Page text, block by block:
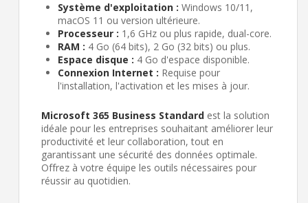
Système d'exploitation : Windows 10/11,
macOS 11 ou version ultérieure.
Processeur : 1,6 GHz ou plus rapide, dual-core.
RAM : 4 Go (64 bits), 2 Go (32 bits) ou plus.
Espace disque : 4 Go d'espace disponible.
Connexion Internet : Requise pour
l'installation, l'activation et les mises à jour.
Microsoft 365 Business Standard est la solution
idéale pour les entreprises souhaitant améliorer leur
productivité et leur collaboration, tout en
garantissant une sécurité des données optimale.
Offrez à votre équipe les outils nécessaires pour
réussir au quotidien.